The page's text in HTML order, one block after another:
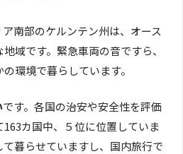
南部のケルンテン州は、オース
域です。緊急車両の音ですら、
環境で暮らしています。
です。各国の治安や安全性を評価
カ国中、５位に位置していま
暮らせていますし、国内旅行で